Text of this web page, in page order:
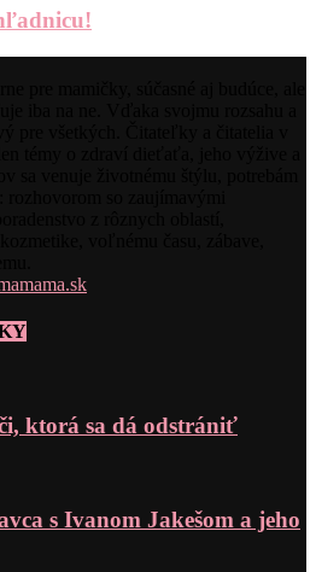
ktorá sa dá odstrániť
s Ivanom Jakešom a jeho